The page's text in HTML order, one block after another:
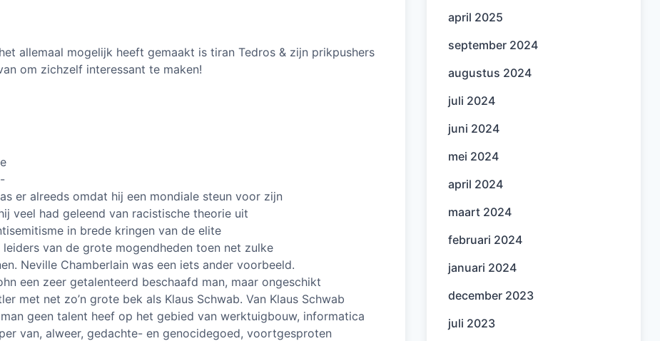
allemaal mogelijk heeft gemaakt is tiran Tedros & zijn prikpushers
om zichzelf interessant te maken!
er alreeds omdat hij een mondiale steun voor zijn
veel had geleend van racistische theorie uit
in brede kringen van de elite
leiders van de grote mogendheden toen net zulke
Neville Chamberlain was een iets ander voorbeeld.
een zeer getalenteerd beschaafd man, maar ongeschikt
met net zo’n grote bek als Klaus Schwab. Van Klaus Schwab
geen talent heef op het gebied van werktuigbouw, informatica
van, alweer, gedachte- en genocidegoed, voortgesproten
april 2025
september 2024
augustus 2024
juli 2024
juni 2024
mei 2024
april 2024
maart 2024
februari 2024
januari 2024
december 2023
juli 2023